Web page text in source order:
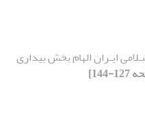
ایـران الهام بخش بیداری